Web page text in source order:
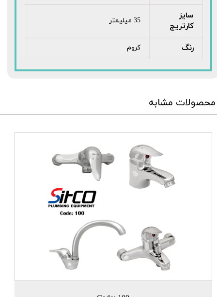
سایز
کارتریج
35 میلیمتر
رنگ کروم
محصولات مشابه